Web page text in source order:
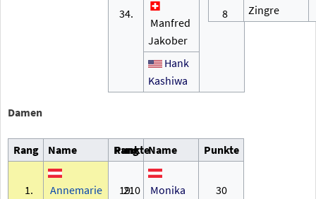
34. 8
Manfred
Jakober
Hank
Kashiwa
Zingre
Damen
Rang Name Punkte
1.
Annemarie
210
Rang Name Punkte
19.
Monika
30